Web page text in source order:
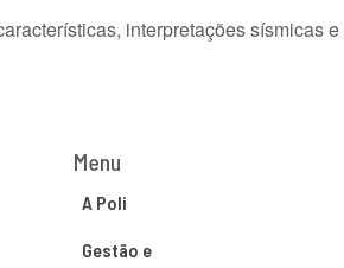
interpretações sísmicas
Menu
A Poli
Gestão e